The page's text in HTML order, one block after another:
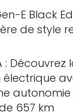
E Black
de style
: Découvrez
657 km